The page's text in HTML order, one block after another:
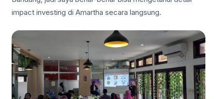
impact investing di Amartha secara langsung.